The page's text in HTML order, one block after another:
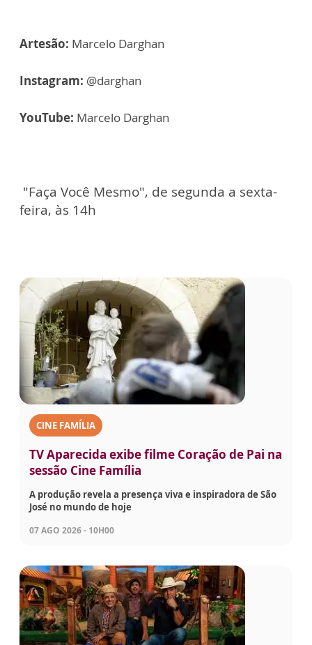
Artesão: Marcelo Darghan
Instagram: @darghan
YouTube: Marcelo Darghan
"Faça Você Mesmo", de segunda a sexta-
feira, às 14h
CINE FAMÍLIA
TV Aparecida exibe filme Coração de Pai na
sessão Cine Família
A produção revela a presença viva e inspiradora de São
José no mundo de hoje
07 AGO 2026 - 10H00